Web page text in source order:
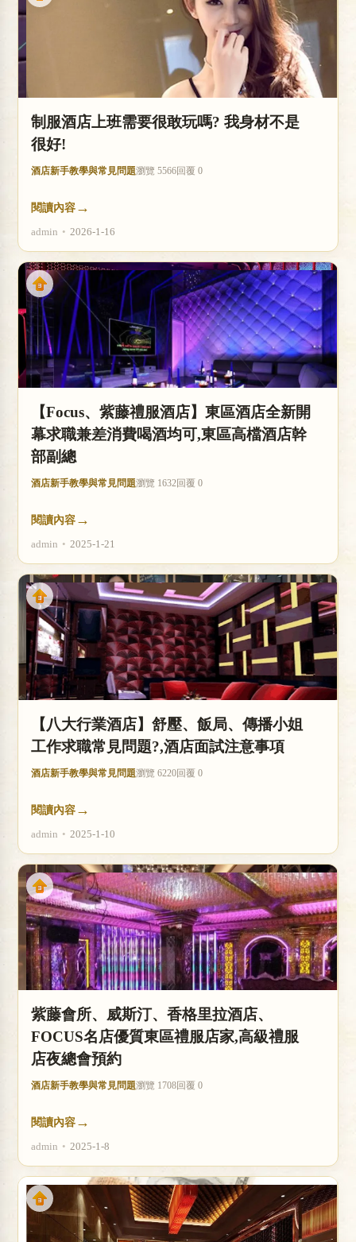
制服酒店上班需要很敢玩嗎? 我身材不是
很好!
酒店新手教學與常見問題瀏覽 5566回覆 0
閱讀內容 →
admin • 2026-1-16
【Focus、紫藤禮服酒店】東區酒店全新開
幕求職兼差消費喝酒均可,東區高檔酒店幹
部副總
酒店新手教學與常見問題瀏覽 1632回覆 0
閱讀內容 →
admin • 2025-1-21
【八大行業酒店】舒壓、飯局、傳播小姐
工作求職常見問題?,酒店面試注意事項
酒店新手教學與常見問題瀏覽 6220回覆 0
閱讀內容 →
admin • 2025-1-10
紫藤會所、威斯汀、香格里拉酒店、
FOCUS名店優質東區禮服店家,高級禮服
店夜總會預約
酒店新手教學與常見問題瀏覽 1708回覆 0
閱讀內容 →
admin • 2025-1-8